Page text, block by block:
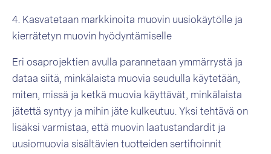
4. Kasvatetaan markkinoita muovin uusiokäytölle ja
kierrätetyn muovin hyödyntämiselle
Eri osaprojektien avulla parannetaan ymmärrystä ja
dataa siitä, minkälaista muovia seudulla käytetään,
miten, missä ja ketkä muovia käyttävät, minkälaista
jätettä syntyy ja mihin jäte kulkeutuu. Yksi tehtävä on
lisäksi varmistaa, että muovin laatustandardit ja
uusiomuovia sisältävien tuotteiden sertifioinnit